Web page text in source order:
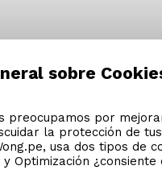
sobre
preocupamos por
la protección de
usa dos tipos de
Optimización